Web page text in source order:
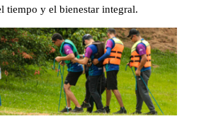
tiempo y el bienestar integral.